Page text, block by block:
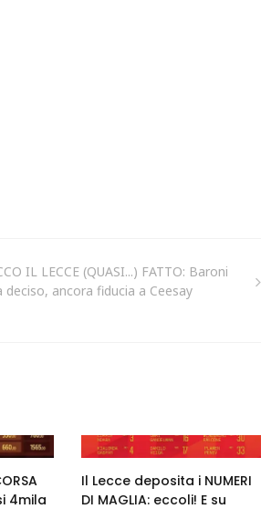
IL LECCE (QUASI...) FATTO: Baroni
deciso, ancora fiducia a Ceesay
4mila
Il Lecce deposita i NUMERI
DI MAGLIA: eccoli! E su